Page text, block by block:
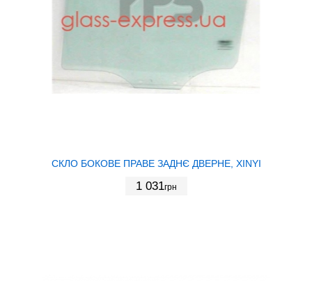
СКЛО БОКОВЕ ПРАВЕ ЗАДНЄ ДВЕРНЕ, XINYI
1 031грн